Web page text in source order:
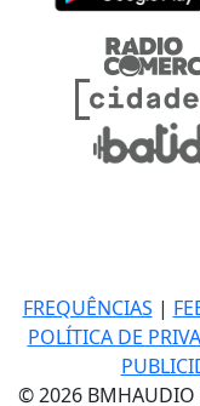
FREQUÊNCIAS |
POLÍTICA DE
© 2026